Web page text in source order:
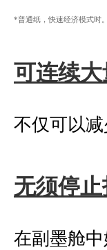
*普通纸，快速经济模式时
可连续
不仅可以
无须停
在副墨舱